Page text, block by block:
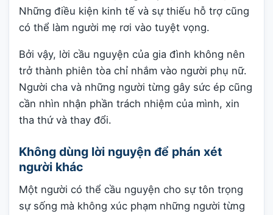
Những điều kiện kinh tế và sự thiếu hỗ trợ cũng
có thể làm người mẹ rơi vào tuyệt vọng.
Bởi vậy, lời cầu nguyện của gia đình không nên
trở thành phiên tòa chỉ nhắm vào người phụ nữ.
Người cha và những người từng gây sức ép cũng
cần nhìn nhận phần trách nhiệm của mình, xin
tha thứ và thay đổi.
Không dùng lời nguyện để phán xét
người khác
Một người có thể cầu nguyện cho sự tôn trọng
sự sống mà không xúc phạm những người từng